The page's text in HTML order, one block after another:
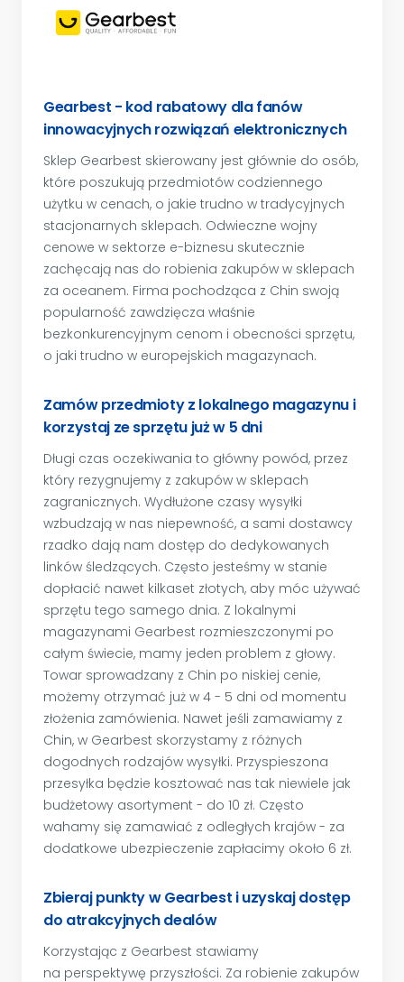
Gearbest - kod rabatowy dla fanów
innowacyjnych rozwiązań elektronicznych
Sklep Gearbest skierowany jest głównie do osób,
które poszukują przedmiotów codziennego
użytku w cenach, o jakie trudno w tradycyjnych
stacjonarnych sklepach. Odwieczne wojny
cenowe w sektorze e-biznesu skutecznie
zachęcają nas do robienia zakupów w sklepach
za oceanem. Firma pochodząca z Chin swoją
popularność zawdzięcza właśnie
bezkonkurencyjnym cenom i obecności sprzętu,
o jaki trudno w europejskich magazynach.
Zamów przedmioty z lokalnego magazynu i
korzystaj ze sprzętu już w 5 dni
Długi czas oczekiwania to główny powód, przez
który rezygnujemy z zakupów w sklepach
zagranicznych. Wydłużone czasy wysyłki
wzbudzają w nas niepewność, a sami dostawcy
rzadko dają nam dostęp do dedykowanych
linków śledzących. Często jesteśmy w stanie
dopłacić nawet kilkaset złotych, aby móc używać
sprzętu tego samego dnia. Z lokalnymi
magazynami Gearbest rozmieszczonymi po
całym świecie, mamy jeden problem z głowy.
Towar sprowadzany z Chin po niskiej cenie,
możemy otrzymać już w 4 - 5 dni od momentu
złożenia zamówienia. Nawet jeśli zamawiamy z
Chin, w Gearbest skorzystamy z różnych
dogodnych rodzajów wysyłki. Przyspieszona
przesyłka będzie kosztować nas tak niewiele jak
budżetowy asortyment - do 10 zł. Często
wahamy się zamawiać z odległych krajów - za
dodatkowe ubezpieczenie zapłacimy około 6 zł.
Zbieraj punkty w Gearbest i uzyskaj dostęp
do atrakcyjnych dealów
Korzystając z Gearbest stawiamy
na perspektywę przyszłości. Za robienie zakupów